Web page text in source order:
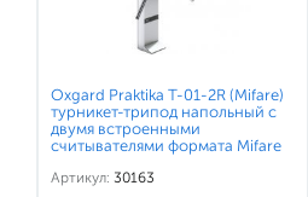
Oxgard Praktika T-01-2R (Mifare)
турникет-трипод напольный с
двумя встроенными
считывателями формата Mifare
Артикул: 30163